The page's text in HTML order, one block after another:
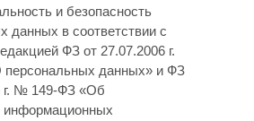
и безопасность
данных в соответствии с
ФЗ от 27.07.2006 г.
данных» и ФЗ
г. № 149-ФЗ «Об